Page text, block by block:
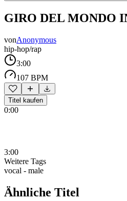
GIRO DEL MONDO
vonAnonymous
hip-hop/rap
3:00
107 BPM
Titel kaufen
0:00
3:00
Weitere Tags
vocal - male
Ähnliche Titel